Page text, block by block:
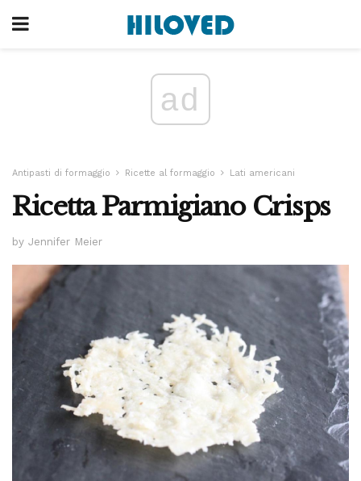
ad
Antipasti di formaggio Ricette al formaggio Lati americani
Ricetta Parmigiano Crisps
by Jennifer Meier